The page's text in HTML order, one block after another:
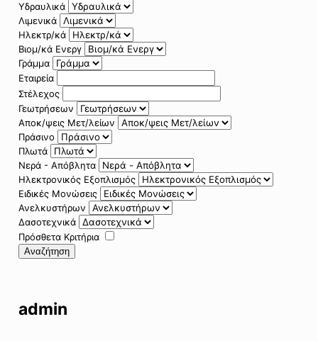
Υδραυλικά
Λιμενικά
Ηλεκτρ/κά
Βιομ/κά Ενεργ
Γράμμα
Εταιρεία
Στέλεχος
Γεωτρήσεων
Αποκ/ψεις Μετ/λείων
Πράσινο
Πλωτά
Νερά - Απόβλητα
Ηλεκτρονικός Εξοπλισμός
Ειδικές Μονώσεις
Ανελκυστήρων
Δασοτεχνικά
Πρόσθετα Κριτήρια
Αναζήτηση
admin